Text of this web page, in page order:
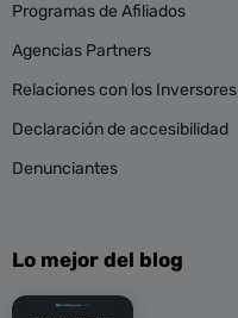
Programas de Afiliados
Agencias Partners
Relaciones con los Inversores
Declaración de accesibilidad
Denunciantes
Lo mejor del blog